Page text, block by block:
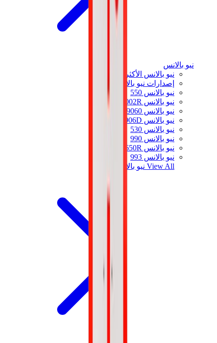
نيو بالانس
نيو بالانس الأكثر مبيعاً
إصدارات نيو بالانس الجديدة
نيو بالانس 550
نيو بالانس 2002R
نيو بالانس 9060
نيو بالانس 1906D
نيو بالانس 530
نيو بالانس 990
نيو بالانس 650R
نيو بالانس 993
View All نيو بالانس